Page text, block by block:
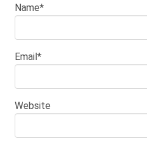
Name*
Email*
Website